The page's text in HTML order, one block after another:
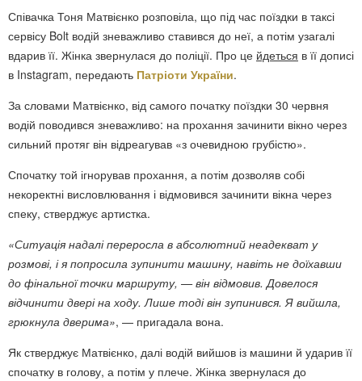
Співачка Тоня Матвієнко розповіла, що під час поїздки в таксі
сервісу Bolt водій зневажливо ставився до неї, а потім узагалі
вдарив її. Жінка звернулася до поліції. Про це йдеться в її дописі
в Instagram, передають Патріоти України.
За словами Матвієнко, від самого початку поїздки 30 червня
водій поводився зневажливо: на прохання зачинити вікно через
сильний протяг він відреагував «з очевидною грубістю».
Спочатку той ігнорував прохання, а потім дозволяв собі
некоректні висловлювання і відмовився зачинити вікна через
спеку, стверджує артистка.
«Ситуація надалі переросла в абсолютний неадекват у
розмові, і я попросила зупинити машину, навіть не доїхавши
до фінальної точки маршруту, — він відмовив. Довелося
відчинити двері на ходу. Лише тоді він зупинився. Я вийшла,
грюкнула дверима», — пригадала вона.
Як стверджує Матвієнко, далі водій вийшов із машини й ударив її
спочатку в голову, а потім у плече. Жінка звернулася до